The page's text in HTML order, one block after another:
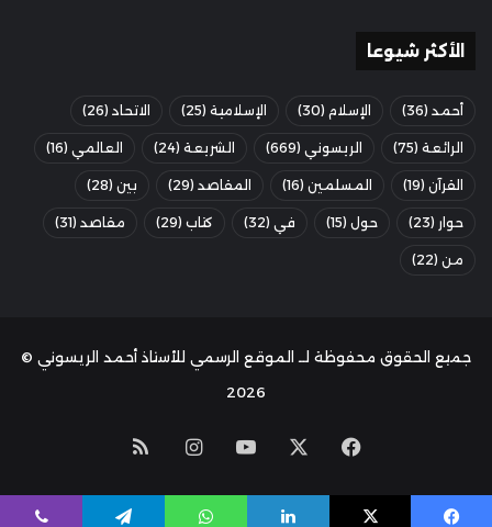
الأكثر شيوعا
أحمد (36) الإسلام (30) الإسلامية (25) الاتحاد (26)
الرائعة (75) الريسوني (669) الشريعة (24) العالمي (16)
القرآن (19) المسلمين (16) المقاصد (29) بين (28)
حوار (23) حول (15) في (32) كتاب (29) مقاصد (31)
من (22)
جميع الحقوق محفوظة لــ الموقع الرسمي للأستاذ أحمد الريسوني ©
2026
فيسبوك ‫YouTubeانستقرامملخص
الموقع